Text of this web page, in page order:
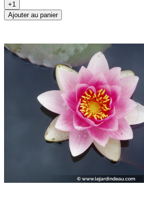
+1
Ajouter au panier